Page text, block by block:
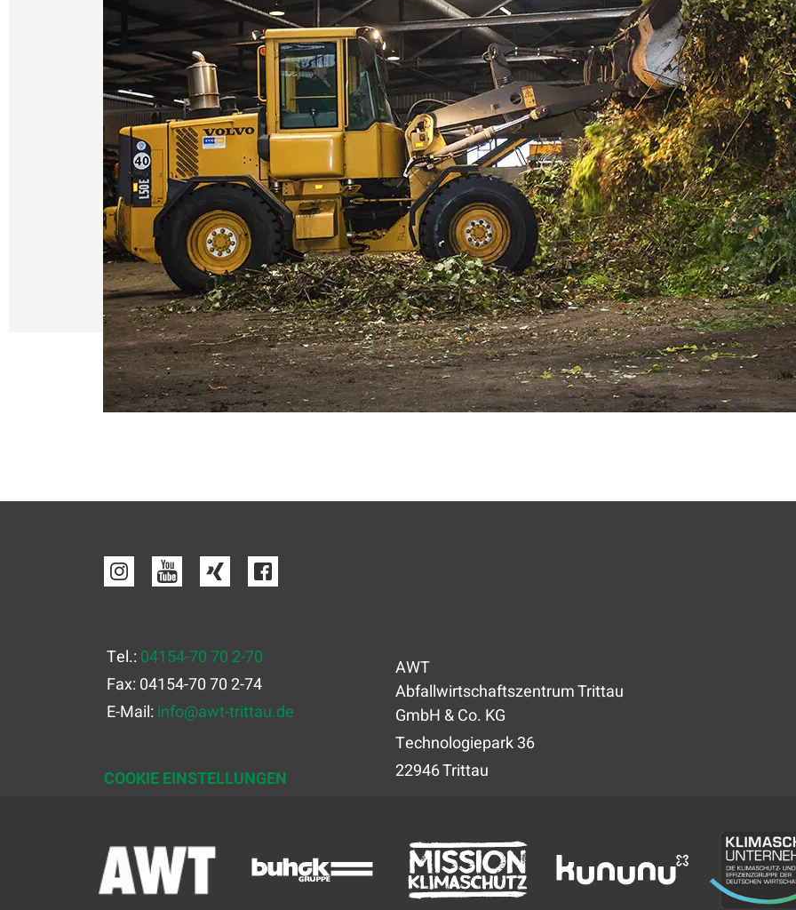
Tel.: 04154-70 70 2-70
Fax: 04154-70 70 2-74
E-Mail: info@awt-trittau.de
COOKIE EINSTELLUNGEN
AWT
Abfallwirtschaftszentrum Trittau
GmbH & Co. KG
Technologiepark 36
22946 Trittau